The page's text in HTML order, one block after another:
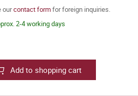
ourcontact formfor foreign inquiries.
2-4 working days
Add to shopping cart